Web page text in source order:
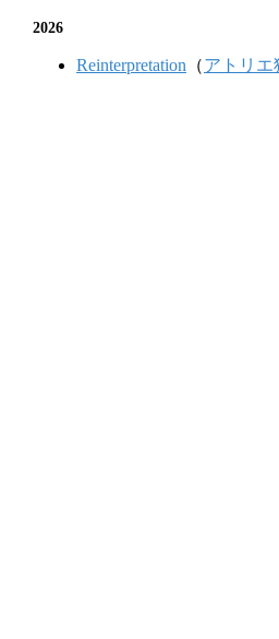
2026
Reinterpretation （アトリエ